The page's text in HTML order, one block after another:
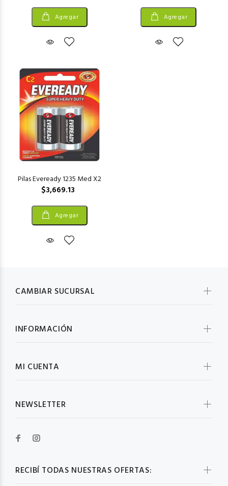
Agregar Agregar
Pilas Eveready 1235 Med X2
$3,669.13
Agregar
RECIBÍ TODAS NUESTRAS OFERTAS:
CAMBIAR SUCURSAL
INFORMACIÓN
MI CUENTA
NEWSLETTER